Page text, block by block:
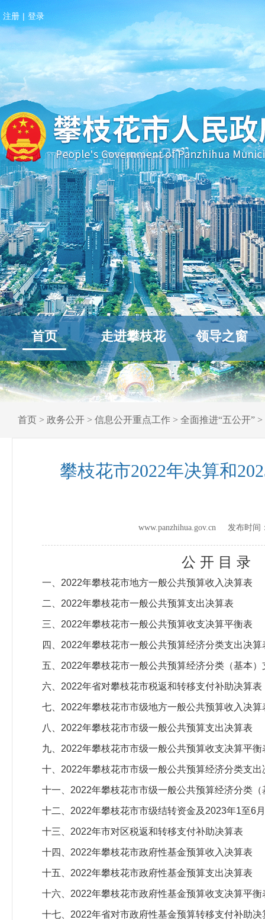
注册 | 登录
首页 走进攀枝花 领导之窗
首页 > 政务公开 > 信息公开重点工作 > 全面推进“五公开” >
攀枝花市2022年决算和
www.panzhihua.gov.cn 发布时间
公 开 目 录
一、2022年攀枝花市地方一般公共预算收入决算表
二、2022年攀枝花市一般公共预算支出决算表
三、2022年攀枝花市一般公共预算收支决算平衡表
四、2022年攀枝花市一般公共预算经济分类支出决算
五、2022年攀枝花市一般公共预算经济分类（基本）
六、2022年省对攀枝花市税返和转移支付补助决算表
七、2022年攀枝花市市级地方一般公共预算收入决算
八、2022年攀枝花市市级一般公共预算支出决算表
九、2022年攀枝花市市级一般公共预算收支决算平衡
十、2022年攀枝花市市级一般公共预算经济分类支出
十一、2022年攀枝花市市级一般公共预算经济分类
十二、2022年攀枝花市市级结转资金及2023年1至6
十三、2022年市对区税返和转移支付补助决算表
十四、2022年攀枝花市政府性基金预算收入决算表
十五、2022年攀枝花市政府性基金预算支出决算表
十六、2022年攀枝花市政府性基金预算收支决算平衡
十七、2022年省对市政府性基金预算转移支付补助决